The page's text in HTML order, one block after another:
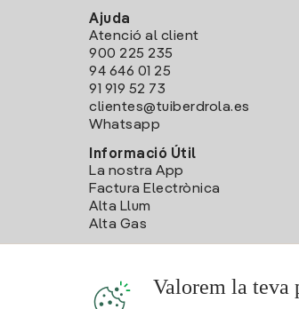
Ajuda
Atenció al client
900 225 235
94 646 01 25
91 919 52 73
clientes@tuiberdrola.es
Whatsapp
Informació Útil
La nostra App
Factura Electrònica
Alta Llum
Alta Gas
Valorem la teva